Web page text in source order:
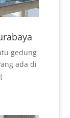
gedung
ada di